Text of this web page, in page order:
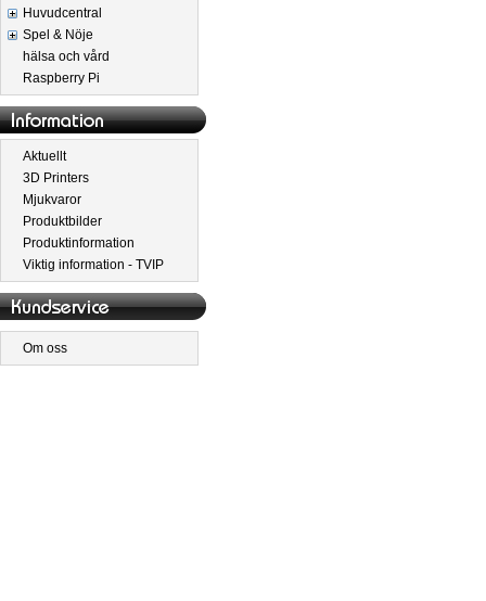
Huvudcentral
Spel & Nöje
hälsa och vård
Raspberry Pi
Aktuellt
3D Printers
Mjukvaror
Produktbilder
Produktinformation
Viktig information - TVIP
Om oss